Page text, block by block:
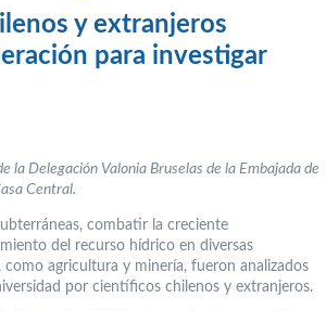
y extranjeros
para investigar
la Delegación Valonia Bruselas de la Embajada de
Central.
combatir la creciente
del recurso hídrico en diversas
agricultura y minería, fueron analizados
por científicos chilenos y extranjeros.